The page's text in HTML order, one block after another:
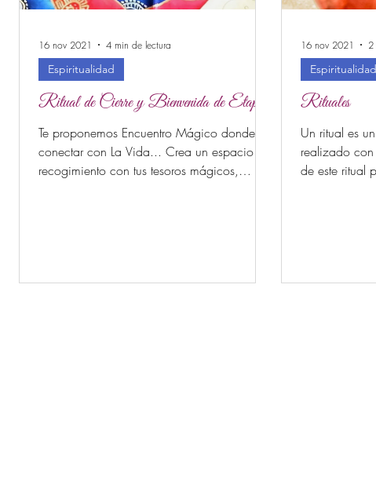
Ritual de Cierre y Bienvenida de Etapa
Te proponemos Encuentro Mágico donde
conectar con La Vida... Crea un espacio de
recogimiento con tus tesoros mágicos,
Espiritualidad
16 nov 2021 4 min de lectura
Rituales
Un ritual es
realizado con una
de este ritual
Espiritualidad
16 nov 2021 2